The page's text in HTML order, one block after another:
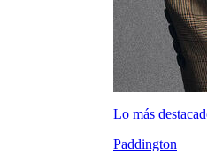
Lo más
Paddington